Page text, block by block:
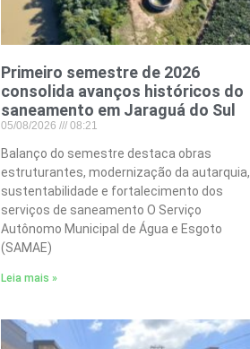
Primeiro semestre de 2026
consolida avanços históricos do
saneamento em Jaraguá do Sul
05/08/2026 08:21
Balanço do semestre destaca obras
estruturantes, modernização da autarquia,
sustentabilidade e fortalecimento dos
serviços de saneamento O Serviço
Autônomo Municipal de Água e Esgoto
(SAMAE)
Leia mais »